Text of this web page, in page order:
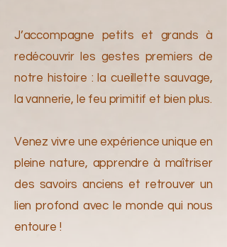
J’accompagne petits et grands à
redécouvrir les gestes premiers de
notre histoire : la cueillette sauvage,
la vannerie, le feu primitif et bien plus.
Venez vivre une expérience unique en
pleine nature, apprendre à maîtriser
des savoirs anciens et retrouver un
lien profond avec le monde qui nous
entoure !